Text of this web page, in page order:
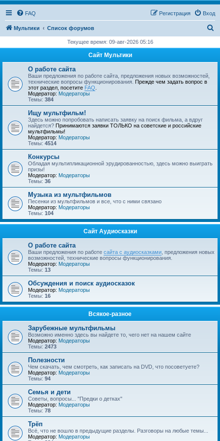
FAQ Вход
Регистрация
Мультики Список форумов
с
Текущее время: 09-авг-2026 05:16
Сайт Мультики
О работе сайта
Ваши предложения по работе сайта, предложения новых возможностей,
технические вопросы функционирования. Прежде чем задать вопрос в
этот раздел, посетите FAQ
Модератор: Модераторы
Темы: 384
Ищу мультфильм!
Здесь можно попробовать написать заявку на поиск фильма, а вдруг
найдется? Принимаются заявки ТОЛЬКО на советские и российские
мультфильмы!
Модератор: Модераторы
Темы: 4514
Конкурсы
Обладая мультипликационной эрудированностью, здесь можно выиграть
призы!
Модератор: Модераторы
Темы: 36
Музыка из мультфильмов
Песенки из мультфильмов и все, что с ними связано
Модератор: Модераторы
Темы: 104
Сайт Аудиосказки
О работе сайта
Ваши предложения по работе сайта с аудиосказками , предложения новых
возможностей, технические вопросы функционирования.
Модератор: Модераторы
Темы: 13
Обсуждения и поиск аудиосказок
Модератор: Модераторы
Темы: 16
Всякое-разное
Зарубежные мультфильмы
Возможно именно здесь вы найдете то, чего нет на нашем сайте
Модератор: Модераторы
Темы: 2473
Полезности
Чем скачать, чем смотреть, как записать на DVD, что посоветуете?
Модератор: Модераторы
Темы: 94
Семья и дети
Советы, вопросы... "Предки о детках"
Модератор: Модераторы
Темы: 78
Трёп
Всё, что не вошло в предыдущие разделы. Разговоры на любые темы...
Модератор: Модераторы